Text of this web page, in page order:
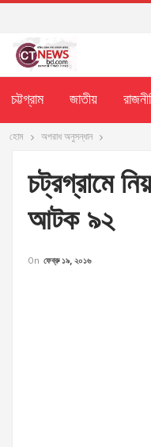
চট্টগ্রাম জাতীয়
হোম অপরাধ অনুসন্ধান
চট্রগ্রামে
আটক ৯২
On ফেব্রু ১৯, ২০১৬